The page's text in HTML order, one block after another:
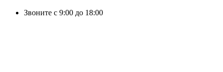
Звоните с 9:00 до 18:00